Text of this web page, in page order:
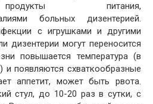
продукты питания,
больных дизентерией.
с игрушками и другими
дизентерии могут переносится
повышается температура (в
и появляются схваткообразные
аппетит, может быть рвота.
стул, до 10-20 раз в сутки, с